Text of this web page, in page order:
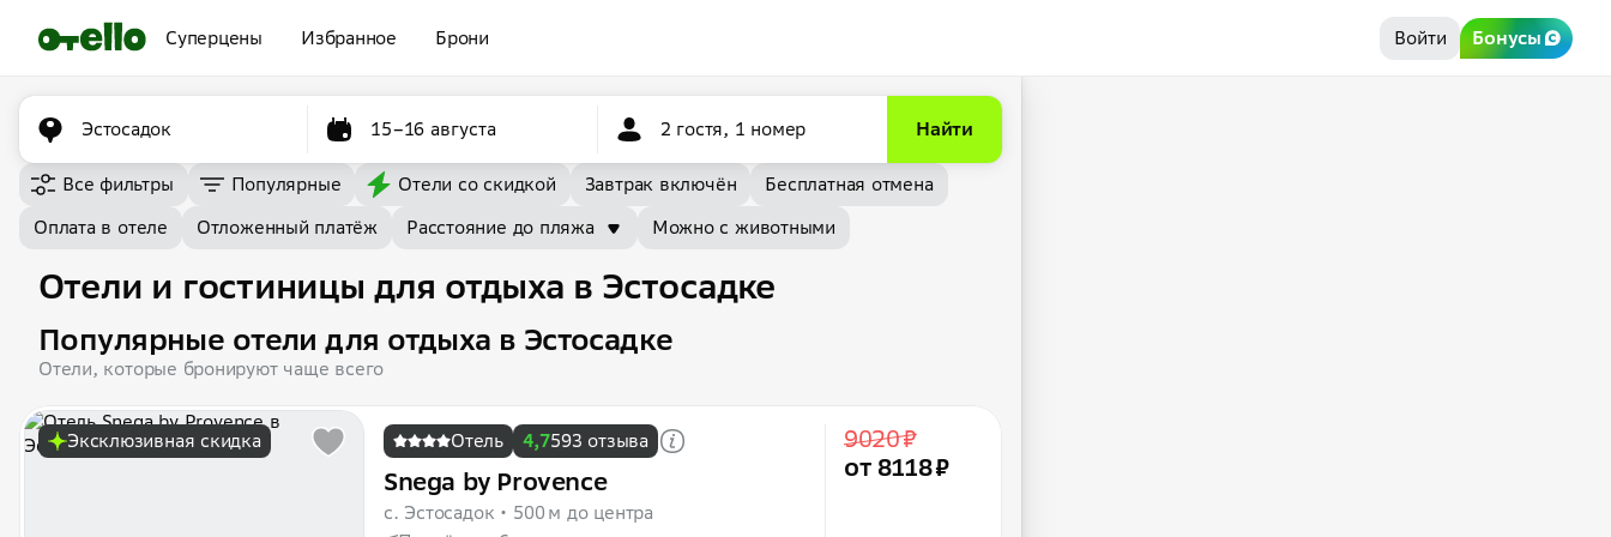
Суперцены Избранное Брони Войти Бонусы
Эстосадок 15–16 августа 2 гостя, 1 номер Найти
Все фильтры Популярные Отели со скидкой Завтрак включён
Бесплатная отмена
Оплата в отеле
Отложенный платёж Расстояние до пляжа Можно с животными
Отели и гостиницы для отдыха в Эстосадке
Популярные отели для отдыха в Эстосадке
Отели, которые бронируют чаще всего
Эксклюзивная скидка Отель 4,7593 отзыва
Snega by Provence
с. Эстосадок
500 м до центра
9020 ₽
от 8118 ₽